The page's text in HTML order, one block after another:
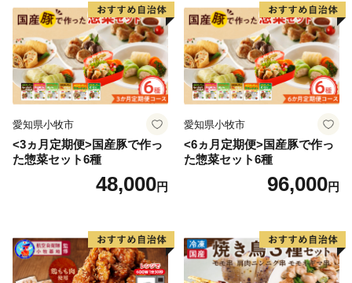
愛知県小牧市
<3ヵ月定期便>国産豚で作っ
た惣菜セット6種
48,000円
愛知県小牧市
<6ヵ月定期便>国産豚で作っ
た惣菜セット6種
96,000円